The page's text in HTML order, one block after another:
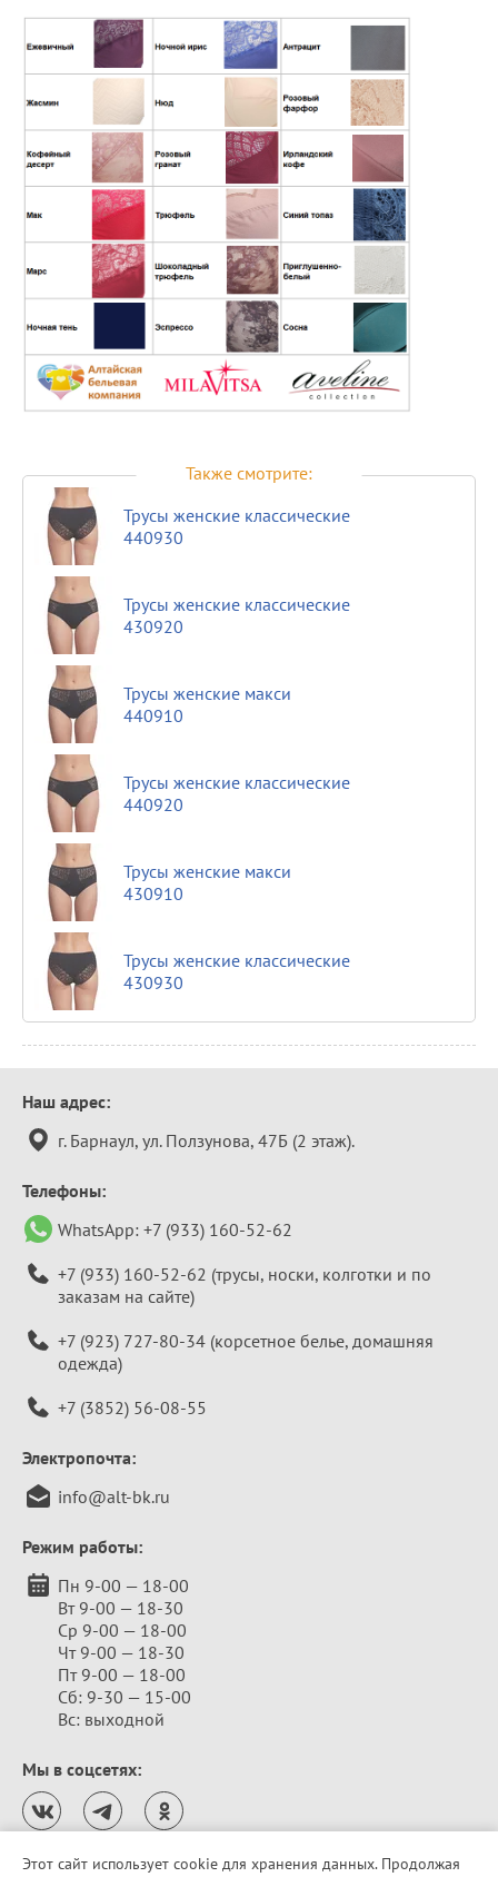
Также смотрите:
Трусы женские классические
440930
Трусы женские классические
430920
Трусы женские макси
440910
Трусы женские классические
440920
Трусы женские макси
430910
Трусы женские классические
430930
Контактная
информация
Наш адрес:
г. Барнаул, ул. Ползунова, 47Б (2 этаж).
Телефоны:
WhatsApp: +7 (933) 160-52-62
+7 (933) 160-52-62 (трусы, носки, колготки и по
заказам на сайте)
+7 (923) 727-80-34 (корсетное белье, домашняя
одежда)
+7 (3852) 56-08-55
Электропочта:
info@alt-bk.ru
Режим работы:
Пн 9-00 — 18-00
Вт 9-00 — 18-30
Ср 9-00 — 18-00
Чт 9-00 — 18-30
Пт 9-00 — 18-00
Сб: 9-30 — 15-00
Вс: выходной
Мы в соцсетях:
Этот сайт использует cookie для хранения данных. Продолжая